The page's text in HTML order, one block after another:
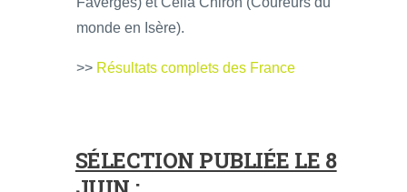
monde en Isère).
>> Résultats complets des France
SÉLECTION PUBLIÉE LE 8